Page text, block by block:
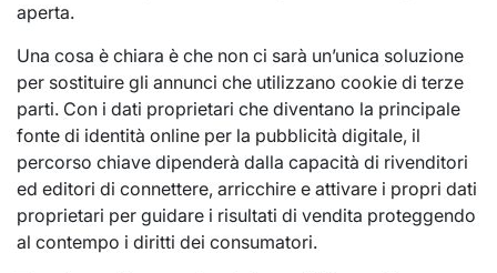
aperta.
Una cosa è chiara è che non ci sarà un’unica soluzione
per sostituire gli annunci che utilizzano cookie di terze
parti. Con i dati proprietari che diventano la principale
fonte di identità online per la pubblicità digitale, il
percorso chiave dipenderà dalla capacità di rivenditori
ed editori di connettere, arricchire e attivare i propri dati
proprietari per guidare i risultati di vendita proteggendo
al contempo i diritti dei consumatori.